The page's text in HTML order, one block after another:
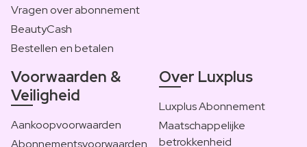
Vragen over abonnement
BeautyCash
Bestellen en betalen
Voorwaarden &
Veiligheid
Aankoopvoorwaarden
Over Luxplus
Luxplus Abonnement
Maatschappelijke
betrokkenheid